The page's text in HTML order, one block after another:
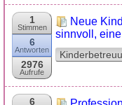
1
Stimmen
6
Antworten
2976
Aufrufe
Neue
sinnvoll,
6